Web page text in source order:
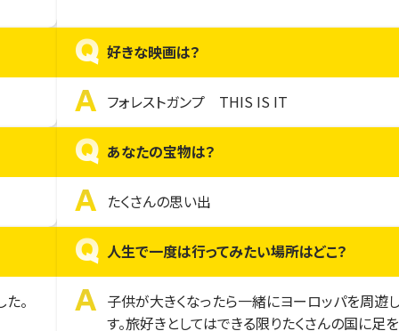
Q 好きな映画は？
A フォレストガンプ THIS IS IT
Q あなたの宝物は？
A たくさんの思い出
。
Q 人生で一度は行ってみたい場所はどこ？
A 子供が大きくなったら一緒にヨーロッパを周遊
す。旅好きとしてはできる限りたくさんの国に足